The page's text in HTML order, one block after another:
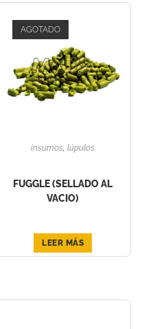
AGOTADO
insumos ,lúpulos
FUGGLE (SELLADO AL
VACIO)
LEER MÁS